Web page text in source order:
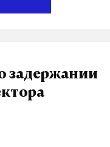
интернет.
, Дзен и
задержании